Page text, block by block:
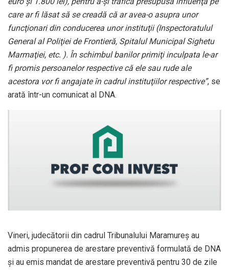
care ar fi lăsat să se creadă că ar avea-o asupra unor
funcţionari din conducerea unor instituţii (Inspectoratulul
General al Poliţiei de Frontieră, Spitalul Municipal Sighetu
Marmaţiei, etc. ). În schimbul banilor primiţi inculpata le-ar
fi promis persoanelor respective că ele sau rude ale
acestora vor fi angajate în cadrul instituţiilor respective”, se
arată într-un comunicat al DNA.
Vineri, judecătorii din cadrul Tribunalului Maramureş au
admis propunerea de arestare preventivă formulată de DNA
şi au emis mandat de arestare preventivă pentru 30 de zile